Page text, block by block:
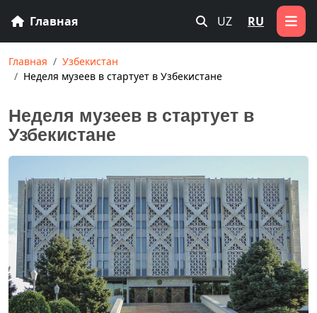
Главная UZ RU
Главная
Узбекистан
Неделя музеев в стартует в Узбекистане
Неделя музеев в стартует в
Узбекистане